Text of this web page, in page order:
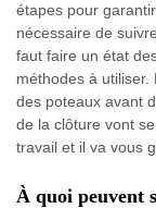
étapes pour
nécessaire de
faut faire un état
méthodes à
des poteaux avant
de la clôture vont
travail et il va vous
À quoi peuvent